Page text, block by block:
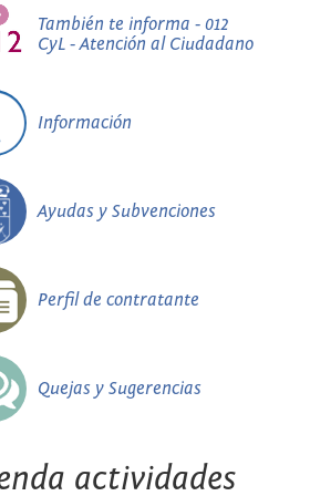
También te informa - 012
CyL - Atención al Ciudadano
Información
Ayudas y Subvenciones
Perfil de contratante
Quejas y Sugerencias
actividades